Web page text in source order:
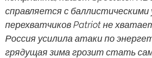
справляется с баллистическими
перехватчиков Patriot не
Россия усилила атаки по
грядущая зима грозит стать